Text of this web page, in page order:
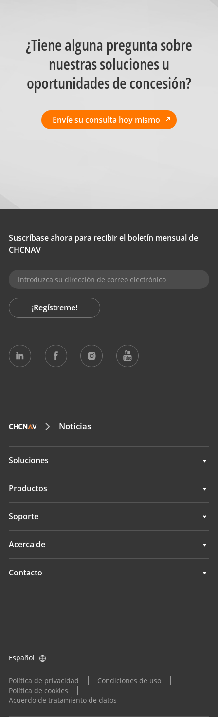
¿Tiene alguna pregunta sobre
nuestras soluciones u
oportunidades de concesión?
Envíe su consulta hoy mismo
Suscríbase ahora para recibir el boletín mensual de
CHCNAV
¡Regístreme!
Noticias
Soluciones
Topografía e ingeniería
Levantamientos hidrográficos
Servicios de posicionamiento
Productos
Topografía e ingeniería
Levantamientos hidrográficos
Soporte
Soporte
Acerca de
Descripción general
Contacto
Política de privacidad
Condiciones de uso
Política de cookies
Acuerdo de tratamiento de datos
Español